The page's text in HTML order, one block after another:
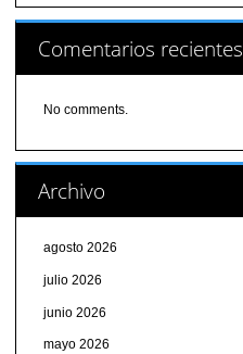
Comentarios recientes
No comments.
Archivo
agosto 2026
julio 2026
junio 2026
mayo 2026